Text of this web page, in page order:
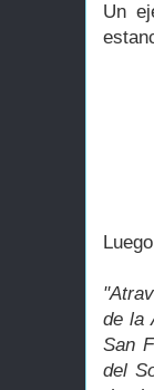
Un
de la
San
del